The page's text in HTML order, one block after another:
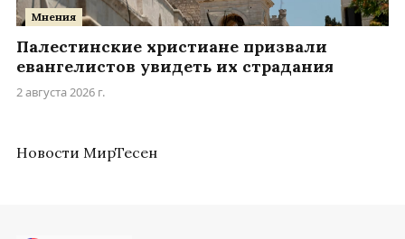
Мнения
Палестинские христиане призвали
евангелистов увидеть их страдания
2 августа 2026 г.
Новости МирТесен